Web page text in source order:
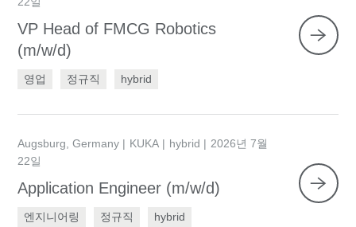
VP Head of FMCG Robotics
(m/w/d)
영업 정규직 hybrid
Augsburg, Germany KUKA hybrid
2026년 7월
22일
Application Engineer (m/w/d)
엔지니어링 정규직 hybrid